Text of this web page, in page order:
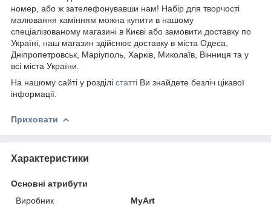
номер, або ж зателефонувавши нам! Набір для творчості
малювання камінням можна купити в нашому
спеціалізованому магазині в Києві або замовити доставку по
Україні, наш магазин здійснює доставку в міста Одеса,
Дніпропетровськ, Маріуполь, Харків, Миколаїв, Вінниця та у
всі міста України.
На нашому сайті у розділі статті Ви знайдете безліч цікавої
інформації.
Приховати
Характеристики
Основні атрибути
Виробник
MyArt